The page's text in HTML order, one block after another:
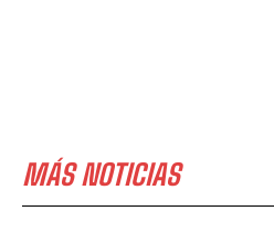
MÁS NOTICIAS